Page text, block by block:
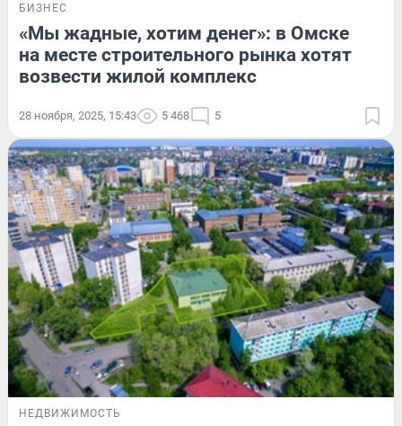
БИЗНЕС
«Мы жадные, хотим денег»: в Омске
на месте строительного рынка хотят
возвести жилой комплекс
28 ноября, 2025, 15:43 5 468 5
НЕДВИЖИМОСТЬ